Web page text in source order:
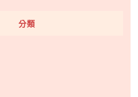
分類